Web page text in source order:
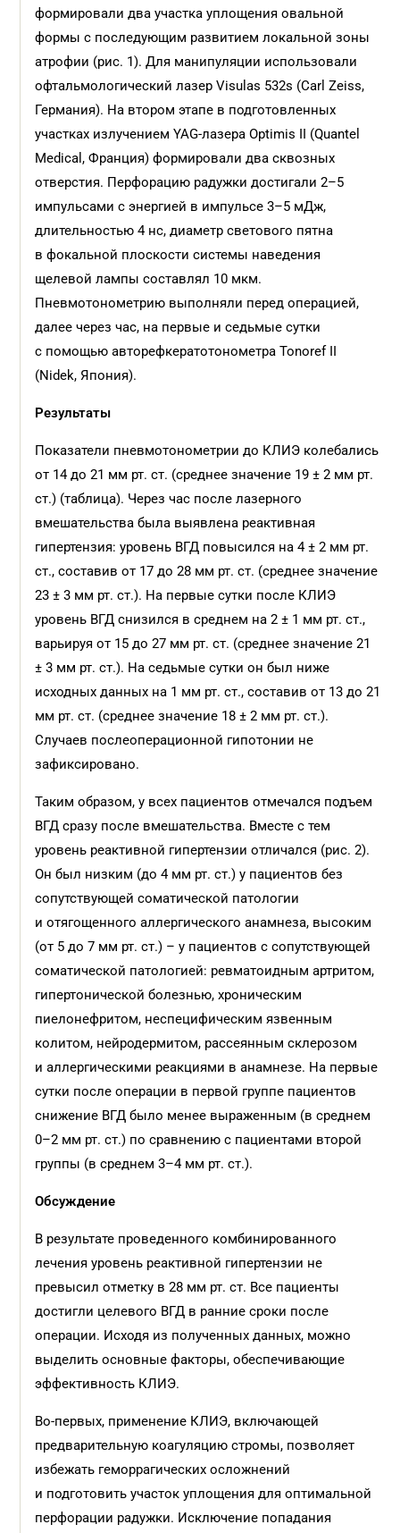
формировали два участка уплощения овальной
формы с последующим развитием локальной зоны
атрофии (рис. 1). Для манипуляции использовали
офтальмологический лазер Visulas 532s (Carl Zeiss,
Германия). На втором этапе в подготовленных
участках излучением YAG-лазера Optimis II (Quantel
Medical, Франция) формировали два сквозных
отверстия. Перфорацию радужки достигали 2–5
импульсами с энергией в импульсе 3–5 мДж,
длительностью 4 нс, диаметр светового пятна
в фокальной плоскости системы наведения
щелевой лампы составлял 10 мкм.
Пневмотонометрию выполняли перед операцией,
далее через час, на первые и седьмые сутки
с помощью авторефкератотонометра Tonoref II
(Nidek, Япония).
Результаты
Показатели пневмотонометрии до КЛИЭ колебались
от 14 до 21 мм рт. ст. (среднее значение 19 ± 2 мм рт.
ст.) (таблица). Через час после лазерного
вмешательства была выявлена реактивная
гипертензия: уровень ВГД повысился на 4 ± 2 мм рт.
ст., составив от 17 до 28 мм рт. ст. (среднее значение
23 ± 3 мм рт. ст.). На первые сутки после КЛИЭ
уровень ВГД снизился в среднем на 2 ± 1 мм рт. ст.,
варьируя от 15 до 27 мм рт. ст. (среднее значение 21
± 3 мм рт. ст.). На седьмые сутки он был ниже
исходных данных на 1 мм рт. ст., составив от 13 до 21
мм рт. ст. (среднее значение 18 ± 2 мм рт. ст.).
Случаев послеоперационной гипотонии не
зафиксировано.
Таким образом, у всех пациентов отмечался подъем
ВГД сразу после вмешательства. Вместе с тем
уровень реактивной гипертензии отличался (рис. 2).
Он был низким (до 4 мм рт. ст.) у пациентов без
сопутствующей соматической патологии
и отягощенного аллергического анамнеза, высоким
(от 5 до 7 мм рт. ст.) – у пациентов с сопутствующей
соматической патологией: ревматоидным артритом,
гипертонической болезнью, хроническим
пиелонефритом, неспецифическим язвенным
колитом, нейродермитом, рассеянным склерозом
и аллергическими реакциями в анамнезе. На первые
сутки после операции в первой группе пациентов
снижение ВГД было менее выраженным (в среднем
0–2 мм рт. ст.) по сравнению с пациентами второй
группы (в среднем 3–4 мм рт. ст.).
Обсуждение
В результате проведенного комбинированного
лечения уровень реактивной гипертензии не
превысил отметку в 28 мм рт. ст. Все пациенты
достигли целевого ВГД в ранние сроки после
операции. Исходя из полученных данных, можно
выделить основные факторы, обеспечивающие
эффективность КЛИЭ.
Во-первых, применение КЛИЭ, включающей
предварительную коагуляцию стромы, позволяет
избежать геморрагических осложнений
и подготовить участок уплощения для оптимальной
перфорации радужки. Исключение попадания